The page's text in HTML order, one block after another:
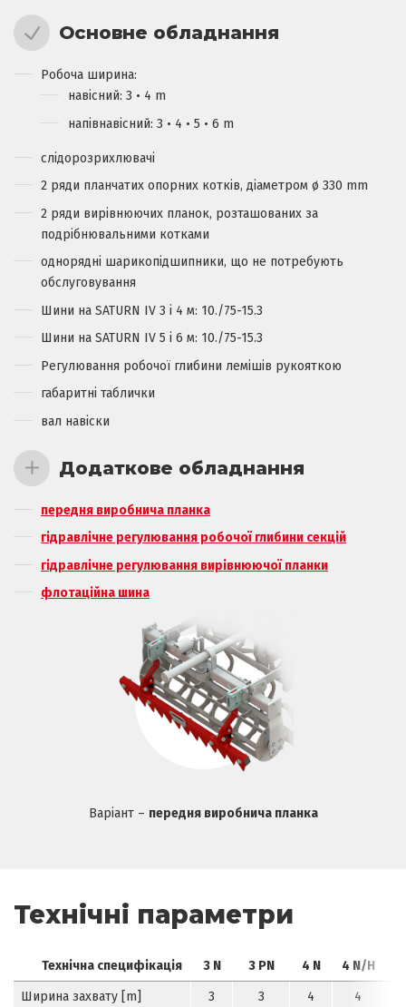
Основне обладнання
Робоча ширина:
навісний: 3 • 4 m
напівнавісний: 3 • 4 • 5 • 6 m
слідорозрихлювачі
2 ряди планчатих опорних котків, діаметром ø 330 mm
2 ряди вирівнюючих планок, розташованих за
подрібнювальними котками
однорядні шарикопідшипники, що не потребують
обслуговування
Шини на SATURN IV 3 і 4 м: 10./75-15.3
Шини на SATURN IV 5 і 6 м: 10./75-15.3
Pегулювання робочої глибини лемішів рукояткою
габаритні таблички
вал навіски
Додаткове обладнання
передня виробнича планка
гідравлічне регулювання робочої глибини секцій
гідравлічне регулювання вирівнюючої планки
флотаційна шина
Варіант – передня виробнича планка
Технічні параметри
3 N 3 PN 4 N 4 N/H
3
3 4 4
Технічна специфікація
Ширина захвату [m]